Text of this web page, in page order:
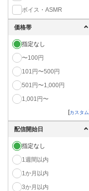
ボイス・ASMR
価格帯
指定なし
〜100円
101円〜500円
501円〜1,000円
1,001円〜
[カスタム
配信開始日
指定なし
1週間以内
1か月以内
3か月以内